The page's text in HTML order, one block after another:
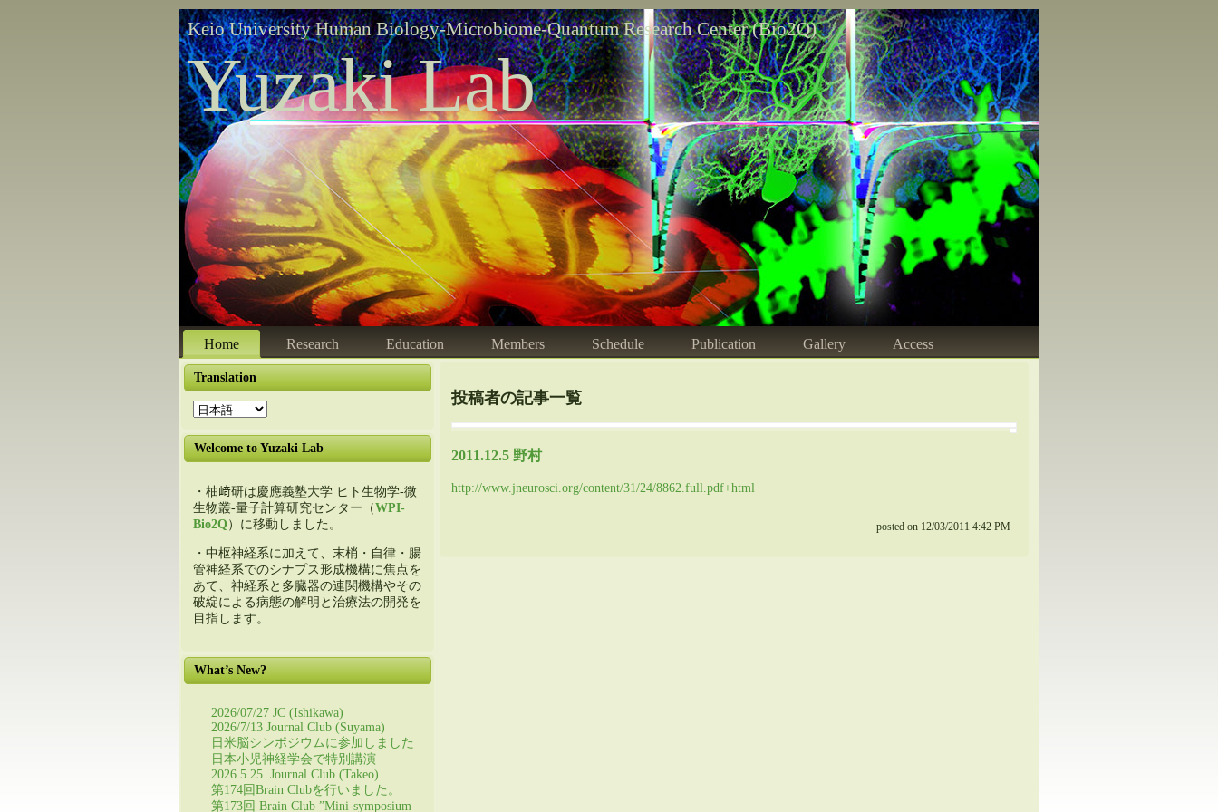
Keio University Human Biology-Microbiome-Quantum Research Center (Bio2Q)
Yuzaki Lab
Home Research Education Members Schedule Publication Gallery Access
Translation
Welcome to Yuzaki Lab
・柚﨑研は慶應義塾大学 ヒト生物学-微
生物叢-量子計算研究センター（WPI-
Bio2Q）に移動しました。
・中枢神経系に加えて、末梢・自律・腸
管神経系でのシナプス形成機構に焦点を
あて、神経系と多臓器の連関機構やその
破綻による病態の解明と治療法の開発を
目指します。
What’s New?
2026/07/27 JC (Ishikawa)
2026/7/13 Journal Club (Suyama)
日米脳シンポジウムに参加しました
日本小児神経学会で特別講演
2026.5.25. Journal Club (Takeo)
第174回Brain Clubを行いました。
第173回 Brain Club ”Mini-symposium
投稿者の記事一覧
2011.12.5 野村
http://www.jneurosci.org/content/31/24/8862.full.pdf+html
posted on 12/03/2011 4:42 PM